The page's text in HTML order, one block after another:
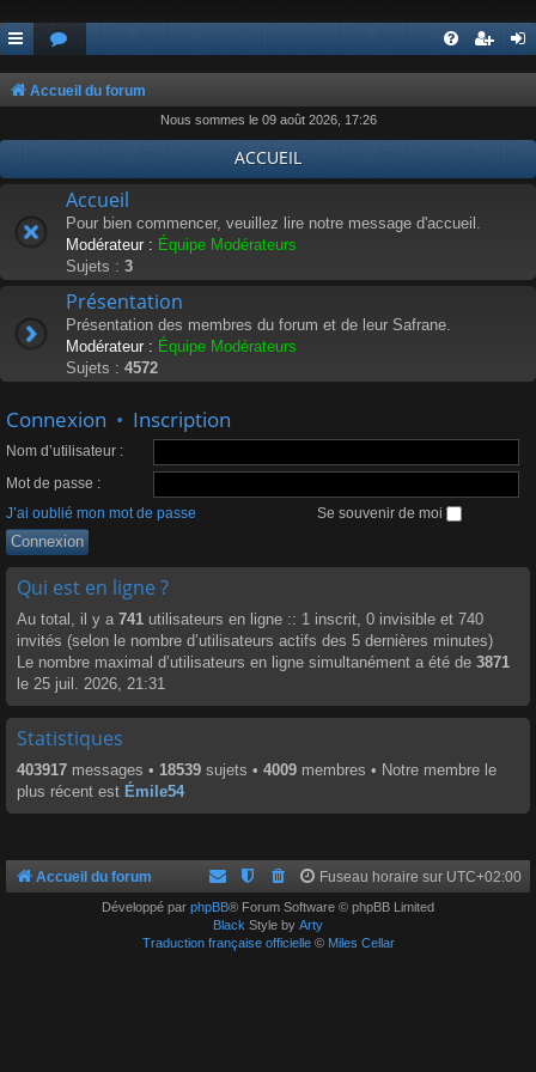
Accueil du forum
Nous sommes le 09 août 2026, 17:26
ACCUEIL
Accueil
Pour bien commencer, veuillez lire notre message d'accueil.
Modérateur : Équipe Modérateurs
Sujets : 3
Présentation
Présentation des membres du forum et de leur Safrane.
Modérateur : Équipe Modérateurs
Sujets : 4572
Connexion • Inscription
Nom d’utilisateur :
Mot de passe :
J’ai oublié mon mot de passe
Se souvenir de moi
Qui est en ligne ?
Au total, il y a 741 utilisateurs en ligne :: 1 inscrit, 0 invisible et 740
invités (selon le nombre d’utilisateurs actifs des 5 dernières minutes)
Le nombre maximal d’utilisateurs en ligne simultanément a été de 3871
le 25 juil. 2026, 21:31
Statistiques
403917 messages • 18539 sujets • 4009 membres • Notre membre le
plus récent est Émile54
Accueil du forum Fuseau horaire sur UTC+02:00
Développé par phpBB® Forum Software © phpBB Limited
Black Style by Arty
Traduction française officielle© Miles Cellar